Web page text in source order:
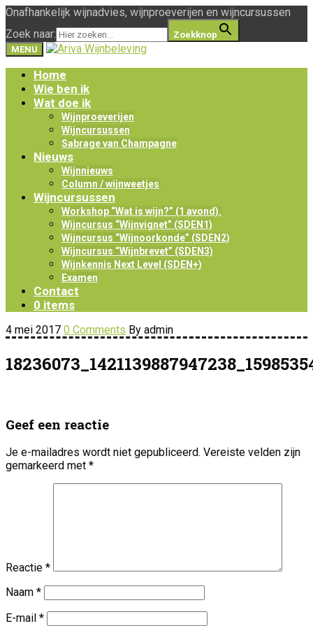
Onafhankelijk wijnadvies, wijnproeverijen en wijncursussen
Zoek naar:
Zoekknop
MENU
Home
Wie ben ik
Wat doe ik
Wijnproeverijen
Wijncursussen
Sabrage van Champagne
Nieuws
Wijnnieuws
Column / wijnweetjes
Wijncursussen
Workshop “Wat is wijn?” (1 avond).
Wijncursus “Wijnvignet” (SDEN1)
Wijncursus “Wijnoorkonde” (SDEN2)
Wijncursus “Wijnbrevet” (SDEN3)
Wijnkennis Next Level (SDEN+)
Examen
Contact
0 items
4 mei 2017 0 Comments By admin
Geef een reactie
Je e-mailadres wordt niet gepubliceerd. Vereiste velden zijn
gemarkeerd met *
Reactie *
Naam *
E-mail *